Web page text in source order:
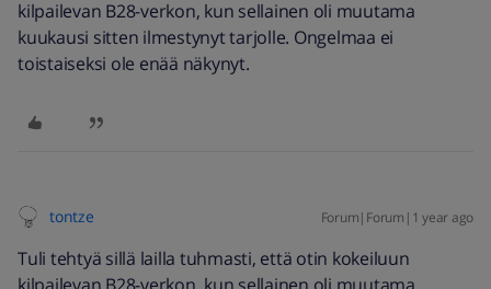
kilpailevan B28-verkon, kun sellainen oli muutama
kuukausi sitten ilmestynyt tarjolle. Ongelmaa ei
toistaiseksi ole enää näkynyt.
tontze Forum|Forum|1 year ago
Tuli tehtyä sillä lailla tuhmasti, että otin kokeiluun